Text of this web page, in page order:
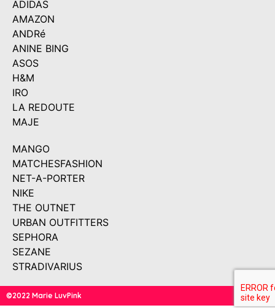
ADIDAS
AMAZON
ANDRé
ANINE BING
ASOS
H&M
IRO
LA REDOUTE
MAJE
MANGO
MATCHESFASHION
NET-A-PORTER
NIKE
THE OUTNET
URBAN OUTFITTERS
SEPHORA
SEZANE
STRADIVARIUS
©2022 Marie LuvPink